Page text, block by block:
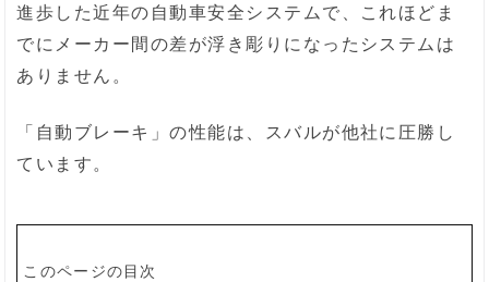
進歩した近年の自動車安全システムで、これほどま
でにメーカー間の差が浮き彫りになったシステムは
ありません。
「自動ブレーキ」の性能は、スバルが他社に圧勝し
ています。
このページの目次